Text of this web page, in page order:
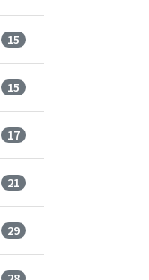
15
15
17
21
29